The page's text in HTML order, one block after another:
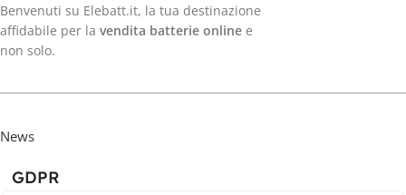
Benvenuti su Elebatt.it, la tua destinazione
affidabile per la vendita batterie online e
non solo.
News
GDPR